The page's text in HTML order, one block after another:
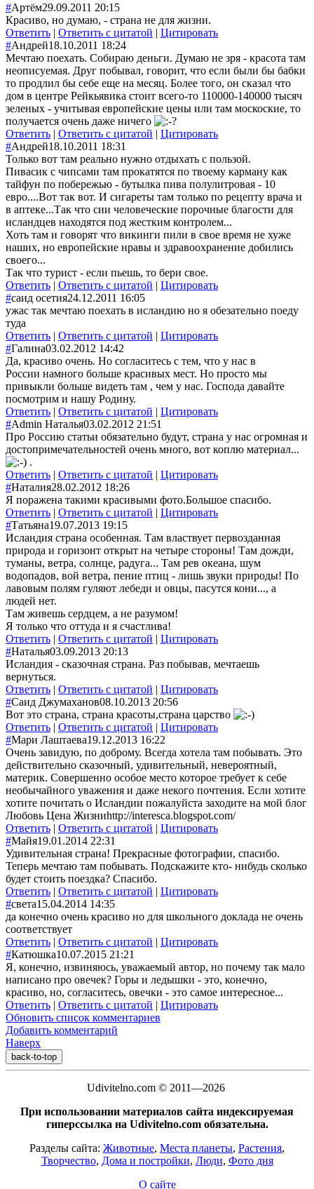
#Артём29.09.2011 20:15
Красиво, но думаю, - страна не для жизни.
Ответить | Ответить с цитатой | Цитировать
#Андрей18.10.2011 18:24
Мечтаю поехать. Собираю деньги. Думаю не зря - красота там
неописуемая. Друг побывал, говорит, что если были бы бабки
то продлил бы себе еще на месяц. Более того, он сказал что
дом в центре Рейкьявика стоит всего-то 110000-140000 тысяч
зеленых - учитывая европейские цены или там москоские, то
получается очень даже ничего
Ответить | Ответить с цитатой | Цитировать
#Андрей18.10.2011 18:31
Только вот там реально нужно отдыхать с пользой.
Пивасик с чипсами там прокатятся по твоему карману как
тайфун по побережью - бутылка пива полулитровая - 10
евро....Вот так вот. И сигареты там только по рецепту врача и
в аптеке...Так что сии человеческие порочные благости для
исландцев находятся под жестким контролем...
Хоть там и говорят что викинги пили в свое время не хуже
наших, но европейские нравы и здравоохранение добились
своего...
Так что турист - если пьешь, то бери свое.
Ответить | Ответить с цитатой | Цитировать
#саид осетия24.12.2011 16:05
ужас так мечтаю поехать в исландию но я обезательно поеду
туда
Ответить | Ответить с цитатой | Цитировать
#Галина03.02.2012 14:42
Да, красиво очень. Но согласитесь с тем, что у нас в
России намного больше красивых мест. Но просто мы
привыкли больше видеть там , чем у нас. Господа давайте
посмотрим и нашу Родину.
Ответить | Ответить с цитатой | Цитировать
#Admin Наталья03.02.2012 21:51
Про Россию статьи обязательно будут, страна у нас огромная и
достопримечательностей очень много, вот коплю материал...
.
Ответить | Ответить с цитатой | Цитировать
#Наталия28.02.2012 18:26
Я поражена такими красивыми фото.Большое спасибо.
Ответить | Ответить с цитатой | Цитировать
#Татьяна19.07.2013 19:15
Исландия страна особенная. Там властвует первозданная
природа и горизонт открыт на четыре стороны! Там дожди,
туманы, ветра, солнце, радуга... Там рев океана, шум
водопадов, вой ветра, пение птиц - лишь звуки природы! По
лавовым полям гуляют лебеди и овцы, пасутся кони..., а
людей нет.
Там живешь сердцем, а не разумом!
Я только что оттуда и я счастлива!
Ответить | Ответить с цитатой | Цитировать
#Наталья03.09.2013 20:13
Исландия - сказочная страна. Раз побывав, мечтаешь
вернуться.
Ответить | Ответить с цитатой | Цитировать
#Саид Джумаханов08.10.2013 20:56
Вот это страна, страна красоты,страна царство
Ответить | Ответить с цитатой | Цитировать
#Мари Лаштаева19.12.2013 16:22
Очень завидую, по доброму. Всегда хотела там побывать. Это
действительно сказочный, удивительный, невероятный,
материк. Совершенно особое место которое требует к себе
необычайного уважения и даже некого почтения. Если хотите
хотите почитать о Исландии пожалуйста заходите на мой блог
Любовь Цена Жизниhttp://interesca.blogspot.com/
Ответить | Ответить с цитатой | Цитировать
#Майя19.01.2014 22:31
Удивительная страна! Прекрасные фотографии, спасибо.
Теперь мечтаю там побывать. Подскажите кто- нибудь сколько
будет стоить поездка? Спасибо.
Ответить | Ответить с цитатой | Цитировать
#света15.04.2014 14:35
да конечно очень красиво но для школьного доклада не очень
соответствует
Ответить | Ответить с цитатой | Цитировать
#Катюшка10.07.2015 21:21
Я, конечно, извиняюсь, уважаемый автор, но почему так мало
написано про овечек? Горы и ледышки - это, конечно,
красиво, но, согласитесь, овечки - это самое интересное...
Ответить | Ответить с цитатой | Цитировать
Обновить список комментариев
Добавить комментарий
Наверх
back-to-top
Udivitelno.com © 2011—2026
При использовании материалов сайта индексируемая
гиперссылка на Udivitelno.com обязательна.
Разделы сайта: Животные, Места планеты, Растения,
Творчество, Дома и постройки, Люди, Фото дня
О сайте